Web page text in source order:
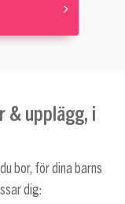
& upplägg, i
bor, för dina barns
dig: